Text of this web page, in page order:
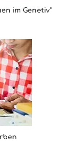
im Genetiv"